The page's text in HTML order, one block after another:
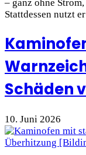
– ganz ohne
Stattdessen nutzt
Schäden
10. Juni 2026